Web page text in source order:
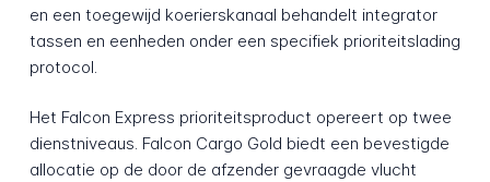
en een toegewijd koerierskanaal behandelt integrator
tassen en eenheden onder een specifiek prioriteitslading
protocol.
Het Falcon Express prioriteitsproduct opereert op twee
dienstniveaus. Falcon Cargo Gold biedt een bevestigde
allocatie op de door de afzender gevraagde vlucht